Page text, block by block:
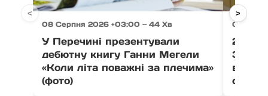
08 Серпня 2026 +03:00 — 44 Хв
У Перечині презентували
дебютну книгу Ганни Мегели
«Коли літа поважні за плечима»
(фото)
08
21
< >